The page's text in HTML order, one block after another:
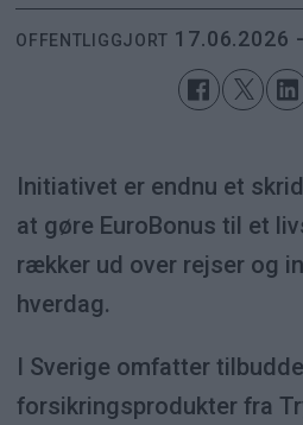
OFFENTLIGGJORT 17.06.2026
Initiativet er endnu et
at gøre EuroBonus til et
rækker ud over rejser og
hverdag.
I Sverige omfatter
forsikringsprodukter fra